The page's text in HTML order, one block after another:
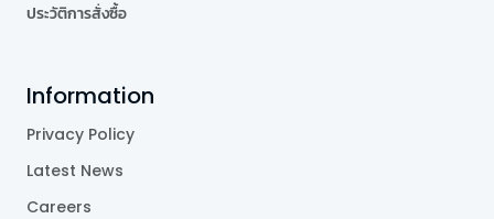
ประวัติการสั่งซื้อ
Information
Privacy Policy
Latest News
Careers